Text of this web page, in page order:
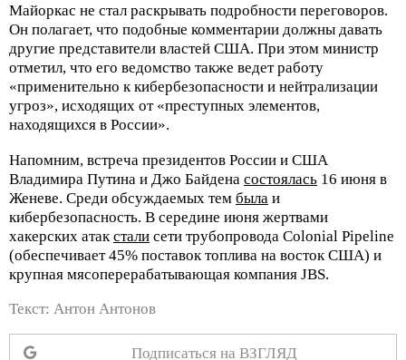
Майоркас не стал раскрывать подробности переговоров.
Он полагает, что подобные комментарии должны давать
другие представители властей США. При этом министр
отметил, что его ведомство также ведет работу
«применительно к кибербезопасности и нейтрализации
угроз», исходящих от «преступных элементов,
находящихся в России».
Напомним, встреча президентов России и США
Владимира Путина и Джо Байдена состоялась 16 июня в
Женеве. Среди обсуждаемых тем была и
кибербезопасность. В середине июня жертвами
хакерских атак стали сети трубопровода Colonial Pipeline
(обеспечивает 45% поставок топлива на восток США) и
крупная мясоперерабатывающая компания JBS.
Текст: Антон Антонов
Подписаться на ВЗГЛЯД